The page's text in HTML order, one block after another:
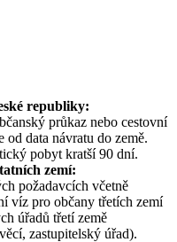
republiky:
průkaz nebo cestovní
od data návratu do země.
pobyt kratší 90 dní.
zemí:
požadavcích včetně
víz pro občany třetích zemí
úřadů třetí země
zastupitelský úřad).